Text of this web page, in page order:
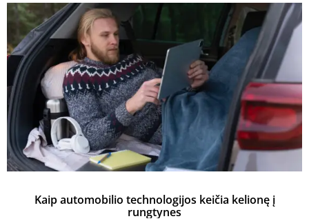
Kaip automobilio technologijos keičia kelionę į
rungtynes